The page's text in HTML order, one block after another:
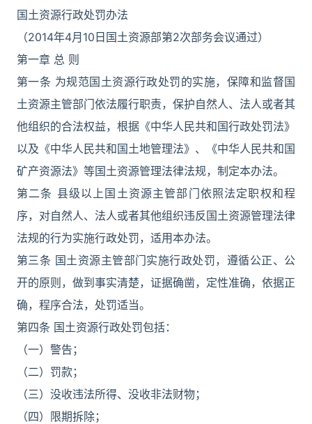
国土资源行政处罚办法
（2014年4月10日国土资源部第2次部务会议通过）
第一章 总 则
第一条 为规范国土资源行政处罚的实施，保障和监督国
土资源主管部门依法履行职责，保护自然人、法人或者其
他组织的合法权益，根据《中华人民共和国行政处罚法》
以及《中华人民共和国土地管理法》、《中华人民共和国
矿产资源法》等国土资源管理法律法规，制定本办法。
第二条 县级以上国土资源主管部门依照法定职权和程
序，对自然人、法人或者其他组织违反国土资源管理法律
法规的行为实施行政处罚，适用本办法。
第三条 国土资源主管部门实施行政处罚，遵循公正、公
开的原则，做到事实清楚，证据确凿，定性准确，依据正
确，程序合法，处罚适当。
第四条 国土资源行政处罚包括：
（一）警告；
（二）罚款；
（三）没收违法所得、没收非法财物；
（四）限期拆除；